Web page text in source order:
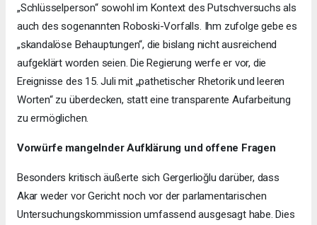
„Schlüsselperson“ sowohl im Kontext des Putschversuchs als
auch des sogenannten Roboski-Vorfalls. Ihm zufolge gebe es
„skandalöse Behauptungen“, die bislang nicht ausreichend
aufgeklärt worden seien. Die Regierung werfe er vor, die
Ereignisse des 15. Juli mit „pathetischer Rhetorik und leeren
Worten“ zu überdecken, statt eine transparente Aufarbeitung
zu ermöglichen.
Vorwürfe mangelnder Aufklärung und offene Fragen
Besonders kritisch äußerte sich Gergerlioğlu darüber, dass
Akar weder vor Gericht noch vor der parlamentarischen
Untersuchungskommission umfassend ausgesagt habe. Dies